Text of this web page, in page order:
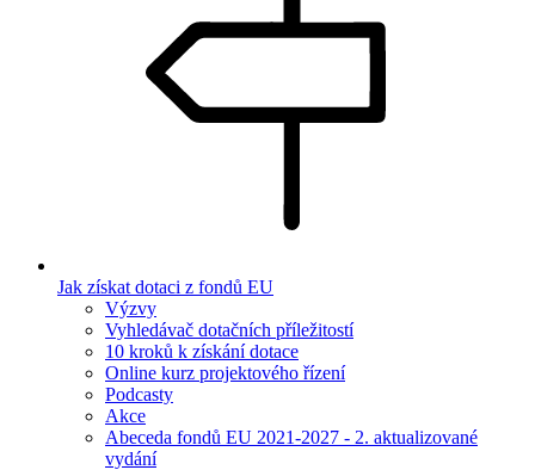
Jak získat dotaci z fondů EU
Výzvy
Vyhledávač dotačních příležitostí
10 kroků k získání dotace
Online kurz projektového řízení
Podcasty
Akce
Abeceda fondů EU 2021-2027 - 2. aktualizované
vydání